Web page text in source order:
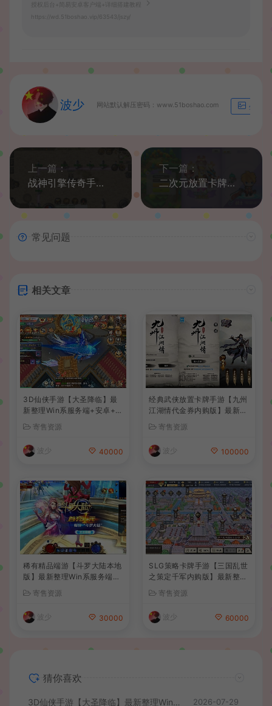
授权后台+简易安卓客户端+详细搭建教程
https://wd.51boshao.vip/63543/jszy/
波少 网站默认解压密码：www.51boshao.com 生成海
上一篇：
战神引擎传奇手游【1.76潼年复古三职业-白猪G2.5免授权】最新整理Win系复古服务端+安卓苹果双端+GM授权后台+详细搭建教程
下一篇：
二次元放置卡牌养成手游【精灵决斗王/超萌陆战队内购版】最新整理单机一键即玩镜像端+Linux手工服务端+安卓+CDK授权后台+详细搭建教程+视频教程+全套源码
常见问题
相关文章
3D仙侠手游【大圣降临】最
新整理Win系服务端+安卓+C
+前后端全套源码
寄售资源
波少 40000
经典武侠放置卡牌手游【九州
江湖情代金券内购版】最新整
x手工服务端+安卓苹果双端+
CDK授权后台+详细搭建教程
寄售资源
波少 100000
稀有精品端游【斗罗大陆本地
版】最新整理Win系服务端+P
权后台+管理后台+详细搭建
教程
寄售资源
波少 30000
SLG策略卡牌手游【三国乱世
之策定千军内购版】最新整理
手工服务端+安卓+CDK授权
后台+详细搭建教程+前后端
全套源码
寄售资源
波少 60000
猜你喜欢
3D仙侠手游【大圣降临】最新整理Win系服务端+安卓+CDK授权后台+详细搭建教程+前后端全套源码 2026-07-29